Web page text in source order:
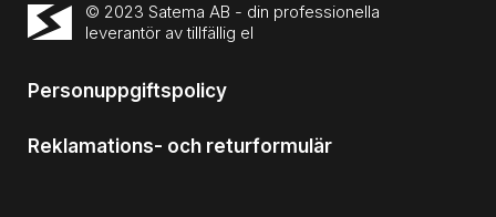
© 2023 Satema AB - din professionella
leverantör av tillfällig el
Personuppgiftspolicy
Reklamations- och returformulär